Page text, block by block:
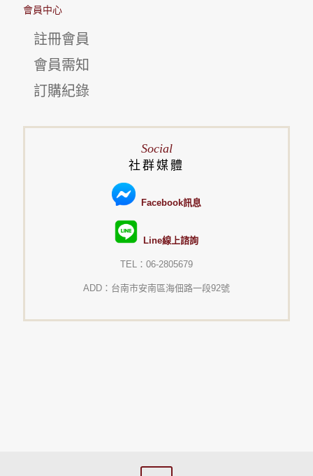
會員中心
註冊會員
會員需知
訂購紀錄
Social
社群媒體
Facebook訊息
Line線上諮詢
TEL：06-2805679
ADD：台南市安南區海佃路一段92號